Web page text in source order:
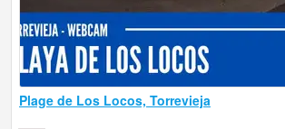
Plage de Los Locos, Torrevieja